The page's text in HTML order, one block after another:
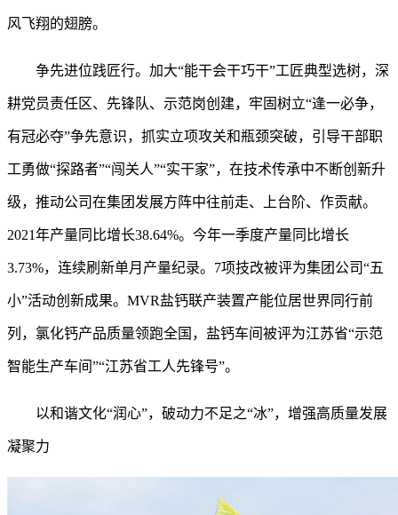
风飞翔的翅膀。
争先进位践匠行。加大“能干会干巧干”工匠典型选树，深
耕党员责任区、先锋队、示范岗创建，牢固树立“逢一必争，
有冠必夺”争先意识，抓实立项攻关和瓶颈突破，引导干部职
工勇做“探路者”“闯关人”“实干家”，在技术传承中不断创新升
级，推动公司在集团发展方阵中往前走、上台阶、作贡献。
2021年产量同比增长38.64%。今年一季度产量同比增长
3.73%，连续刷新单月产量纪录。7项技改被评为集团公司“五
小”活动创新成果。MVR盐钙联产装置产能位居世界同行前
列，氯化钙产品质量领跑全国，盐钙车间被评为江苏省“示范
智能生产车间”“江苏省工人先锋号”。
以和谐文化“润心”，破动力不足之“冰”，增强高质量发展
凝聚力